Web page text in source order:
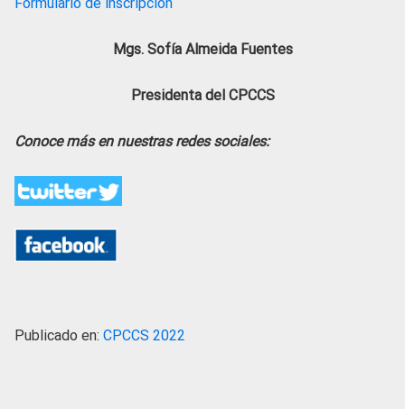
Mgs. Sofía Almeida Fuentes
Presidenta del CPCCS
Conoce más en nuestras redes sociales:
Publicado en: CPCCS 2022